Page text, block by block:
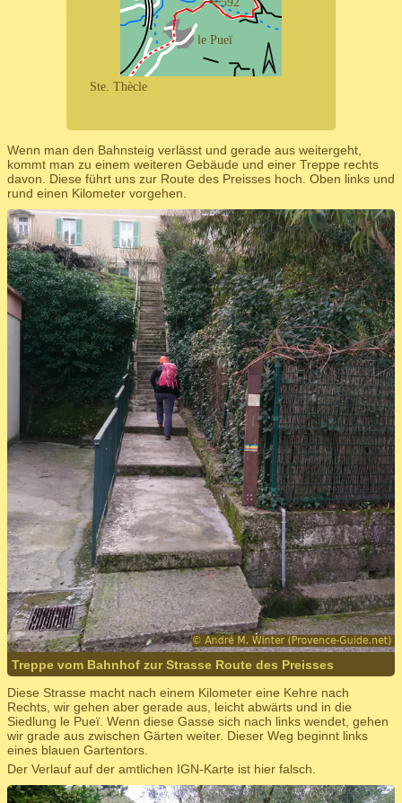
Wenn man den Bahnsteig verlässt und gerade aus weitergeht,
kommt man zu einem weiteren Gebäude und einer Treppe rechts
davon. Diese führt uns zur Route des Preisses hoch. Oben links und
rund einen Kilometer vorgehen.
Treppe vom Bahnhof zur Strasse Route des Preisses
Diese Strasse macht nach einem Kilometer eine Kehre nach
Rechts, wir gehen aber gerade aus, leicht abwärts und in die
Siedlung le Pueï. Wenn diese Gasse sich nach links wendet, gehen
wir grade aus zwischen Gärten weiter. Dieser Weg beginnt links
eines blauen Gartentors.
Der Verlauf auf der amtlichen IGN-Karte ist hier falsch.